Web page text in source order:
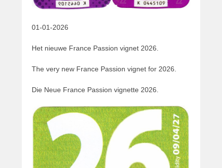
01-01-2026
Het nieuwe France Passion vignet 2026.
The very new France Passion vignet for 2026.
Die Neue France Passion vignette 2026.